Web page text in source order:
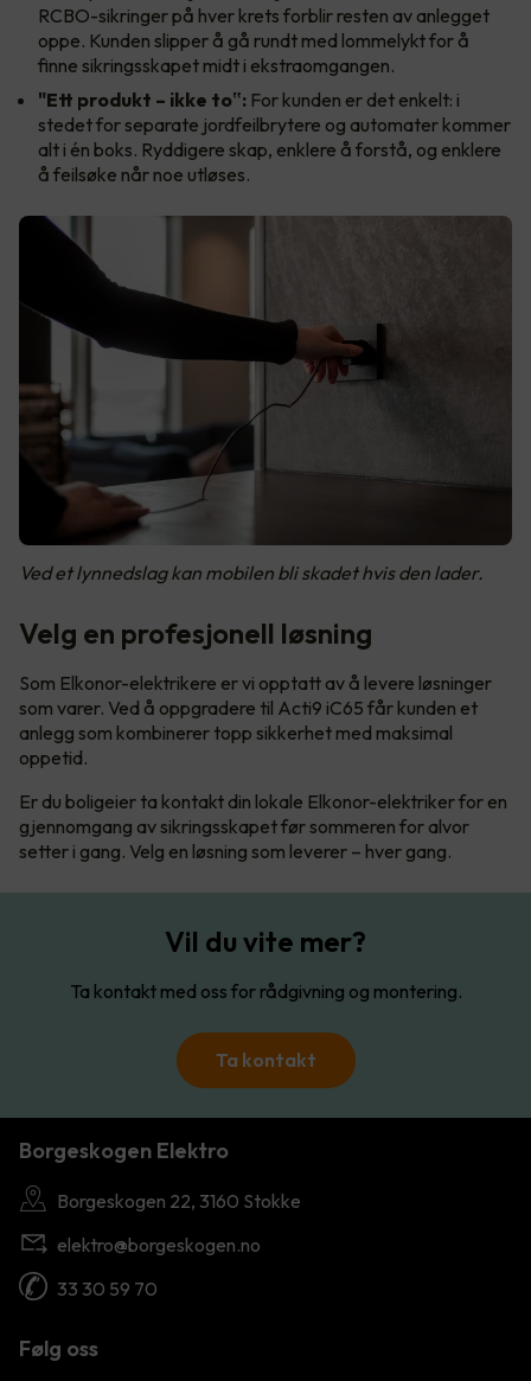
RCBO-sikringer på hver krets forblir resten av anlegget
oppe. Kunden slipper å gå rundt med lommelykt for å
finne sikringsskapet midt i ekstraomgangen.
"Ett produkt – ikke to‟: For kunden er det enkelt: i
stedet for separate jordfeilbrytere og automater kommer
alt i én boks. Ryddigere skap, enklere å forstå, og enklere
å feilsøke når noe utløses.
Ved et lynnedslag kan mobilen bli skadet hvis den lader.
Velg en profesjonell løsning
Som Elkonor-elektrikere er vi opptatt av å levere løsninger
som varer. Ved å oppgradere til Acti9 iC65 får kunden et
anlegg som kombinerer topp sikkerhet med maksimal
oppetid.
Er du boligeier ta kontakt din lokale Elkonor-elektriker for en
gjennomgang av sikringsskapet før sommeren for alvor
setter i gang. Velg en løsning som leverer – hver gang.
Vil du vite mer?
Ta kontakt med oss for rådgivning og montering.
Ta kontakt
Borgeskogen Elektro
Borgeskogen 22, 3160 Stokke
elektro@borgeskogen.no
33 30 59 70
Følg oss